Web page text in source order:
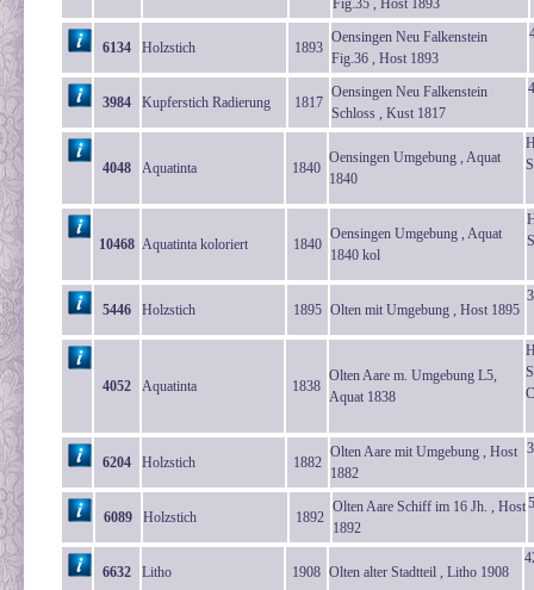
Fig.35 , Host 1893
6134 Holzstich 1893
Oensingen Neu Falkenstein
Fig.36 , Host 1893
3984 Kupferstich Radierung 1817
Oensingen Neu Falkenstein
Schloss , Kust 1817
4048 Aquatinta 1840
Oensingen Umgebung , Aquat
1840
10468 Aquatinta koloriert 1840
Oensingen Umgebung , Aquat
1840 kol
5446 Holzstich 1895 Olten mit Umgebung , Host 1895
4052 Aquatinta 1838
Olten Aare m. Umgebung L5,
Aquat 1838
6204 Holzstich 1882
Olten Aare mit Umgebung , Host
1882
6089 Holzstich 1892
Olten Aare Schiff im 16 Jh. , Host
1892
6632 Litho 1908 Olten alter Stadtteil , Litho 1908